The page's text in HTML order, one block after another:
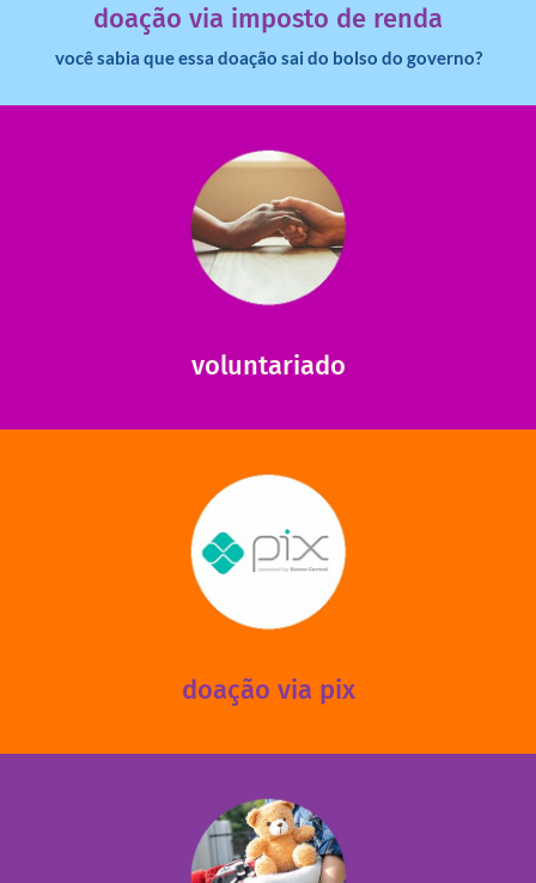
doação via imposto de renda
você sabia que essa doação sai do bolso do governo?
voluntariado
ajudar com certos assuntos. Entre em contato conosco e
saiba como nos ajudar.
saiba mais
doação via pix
via PIX? Elas também são muito importantes para
mantermos nossas unidades em funcionamento!
saiba mais
fale conosco